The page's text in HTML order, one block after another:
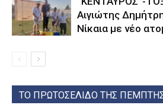
Αιγιώτης
Νίκαια με νέο
ΤΟ ΠΡΩΤΟΣΕΛΙΔΟ ΤΗΣ